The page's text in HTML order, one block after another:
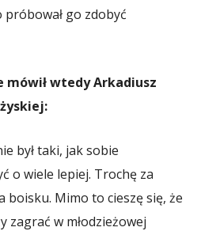
go zdobyć
mówił wtedy Arkadiusz
był taki, jak sobie
o wiele lepiej. Trochę za
boisku. Mimo to cieszę się, że
zagrać w młodzieżowej